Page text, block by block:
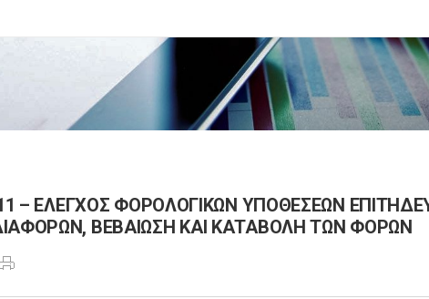
– ΕΛΕΓΧΟΣ ΦΟΡΟΛΟΓΙΚΩΝ ΥΠΟΘΕΣΕΩΝ
ΒΕΒΑΙΩΣΗ ΚΑΙ ΚΑΤΑΒΟΛΗ ΤΩΝ ΦΟΡΩΝ